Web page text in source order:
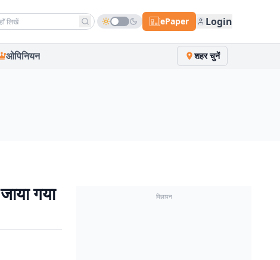
news ePaper Login
ओपिनियन शहर चुनें
गया
विज्ञापन